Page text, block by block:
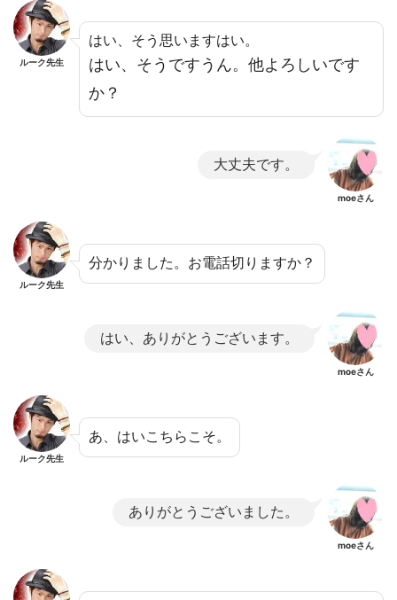
ルーク先生
はい、そう思いますはい。
はい、そうですうん。他よろしいです
か？
大丈夫です。
moeさん
ルーク先生
分かりました。お電話切りますか？
はい、ありがとうございます。
moeさん
ルーク先生
あ、はいこちらこそ。
ありがとうございました。
moeさん